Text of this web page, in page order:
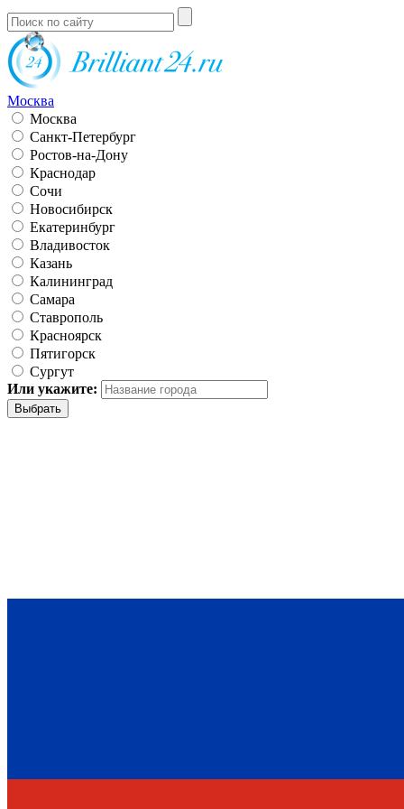
Москва
Москва
Санкт-Петербург
Ростов-на-Дону
Краснодар
Сочи
Новосибирск
Екатеринбург
Владивосток
Казань
Калининград
Самара
Ставрополь
Красноярск
Пятигорск
Сургут
Или укажите: